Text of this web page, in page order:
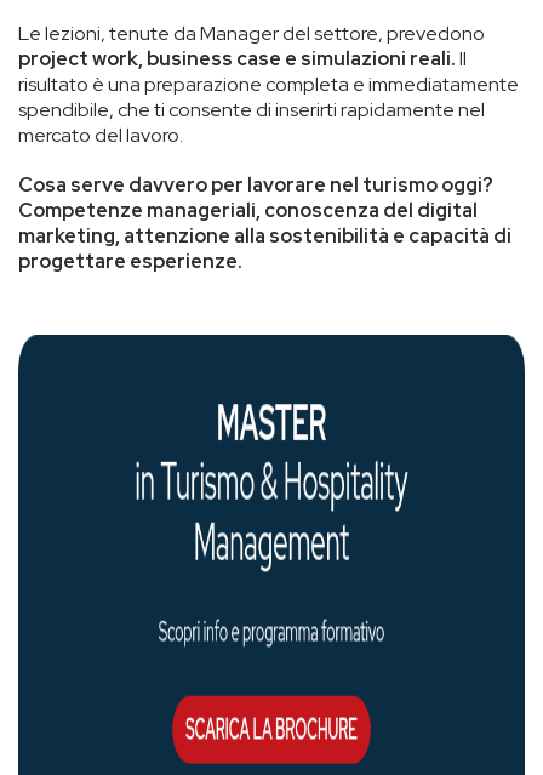
Le lezioni, tenute da Manager del settore, prevedono
project work, business case e simulazioni reali.Il
risultato è una preparazione completa e immediatamente
spendibile, che ti consente di inserirti rapidamente nel
mercato del lavoro.
Cosa serve davvero per lavorare nel turismo oggi?
Competenze manageriali, conoscenza del digital
marketing, attenzione alla sostenibilità e capacità di
progettare esperienze.